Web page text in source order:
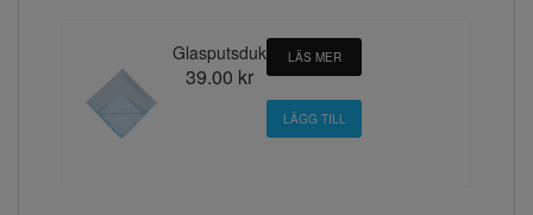
Glasputsduk
39.00 kr
LÄS MER